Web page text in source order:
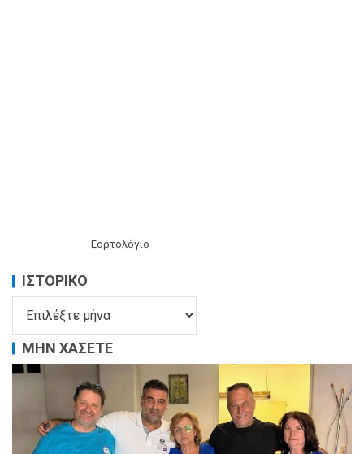
Εορτολόγιο
ΙΣΤΟΡΙΚΌ
ΜΗΝ ΧΑΣΕΤΕ